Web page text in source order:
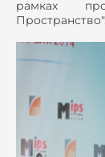
рамках
Пространство".